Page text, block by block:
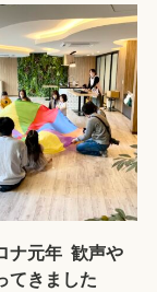
ナ元年 歓声や
てきました